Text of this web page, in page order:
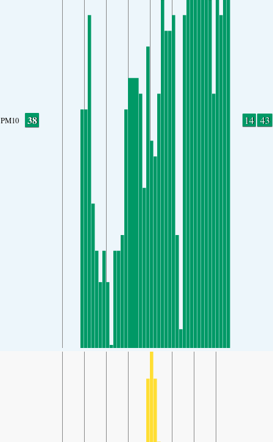
PM10 38 14 43